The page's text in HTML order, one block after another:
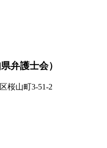
弁護士会）
桜山町3-51-2